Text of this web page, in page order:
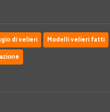
di velieri Modelli velieri fatti